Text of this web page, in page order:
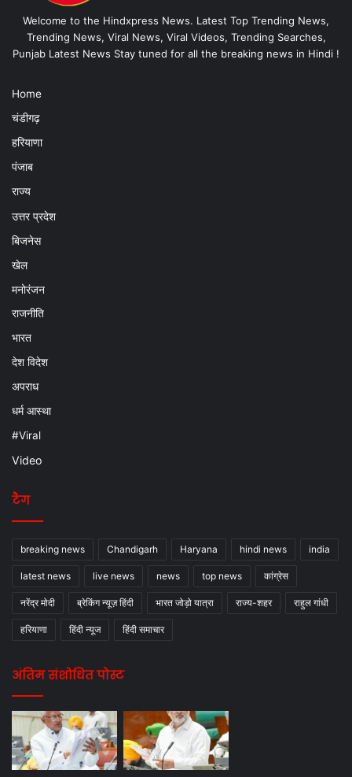
Welcome to the Hindxpress News. Latest Top Trending News,
Trending News, Viral News, Viral Videos, Trending Searches,
Punjab Latest News Stay tuned for all the breaking news in Hindi !
Home
चंडीगढ़
हरियाणा
पंजाब
राज्य
उत्तर प्रदेश
बिजनेस
खेल
मनोरंजन
राजनीति
भारत
देश विदेश
अपराध
धर्म आस्था
#Viral
Video
टैग
breaking news Chandigarh Haryana hindi news india
latest news live news news top news कांग्रेस
नरेंद्र मोदी ब्रेकिंग न्यूज़ हिंदी भारत जोड़ो यात्रा राज्य-शहर राहुल गांधी
हरियाणा हिंदी न्यूज हिंदी समाचार
अंतिम संशोधित पोस्ट